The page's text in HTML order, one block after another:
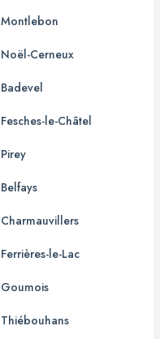
Montlebon
Noël-Cerneux
Badevel
Fesches-le-Châtel
Pirey
Belfays
Charmauvillers
Ferrières-le-Lac
Goumois
Thiébouhans